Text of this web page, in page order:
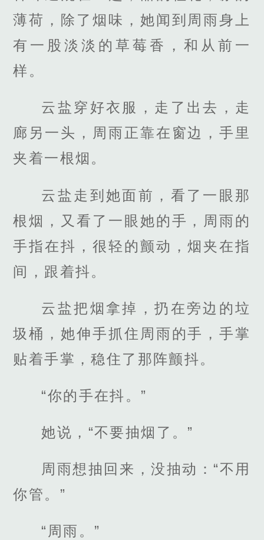
薄荷，除了烟味，她闻到周雨身上
有一股淡淡的草莓香，和从前一
样。
云盐穿好衣服，走了出去，走
廊另一头，周雨正靠在窗边，手里
夹着一根烟。
云盐走到她面前，看了一眼那
根烟，又看了一眼她的手，周雨的
手指在抖，很轻的颤动，烟夹在指
间，跟着抖。
云盐把烟拿掉，扔在旁边的垃
圾桶，她伸手抓住周雨的手，手掌
贴着手掌，稳住了那阵颤抖。
“你的手在抖。”
她说，“不要抽烟了。”
周雨想抽回来，没抽动：“不用
你管。”
“周雨。”